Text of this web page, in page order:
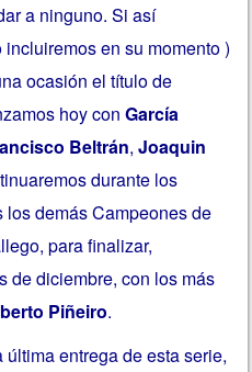
a ninguno. Si así
en su momento )
ocasión el título de
hoy conGarcía
Beltrán,Joaquin
durante los
demás Campeones de
para finalizar,
de diciembre, con los más
Piñeiro.
entrega de esta serie,